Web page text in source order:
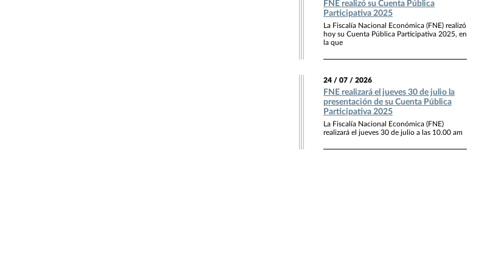
FNE realizó su Cuenta Pública
Participativa 2025
La Fiscalía Nacional Económica (FNE) realizó
hoy su Cuenta Pública Participativa 2025, en
la que
24 / 07 / 2026
FNE realizará el jueves 30 de julio la
presentación de su Cuenta Pública
Participativa 2025
La Fiscalía Nacional Económica (FNE)
realizará el jueves 30 de julio a las 10.00 am